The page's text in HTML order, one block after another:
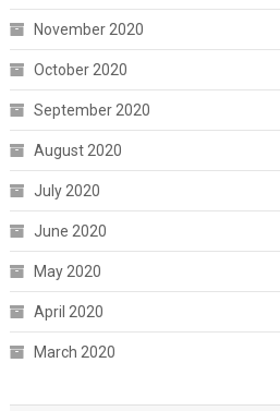
November 2020
October 2020
September 2020
August 2020
July 2020
June 2020
May 2020
April 2020
March 2020